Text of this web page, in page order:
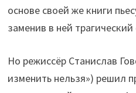
основе своей же книги
заменив в ней
Но режиссёр Станислав
изменить нельзя») решил